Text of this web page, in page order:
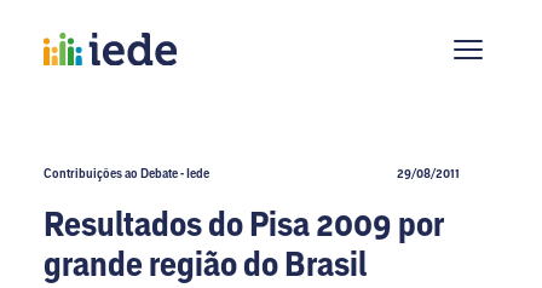
Contribuições ao Debate - Iede 29/08/2011
Resultados do Pisa 2009 por
grande região do Brasil